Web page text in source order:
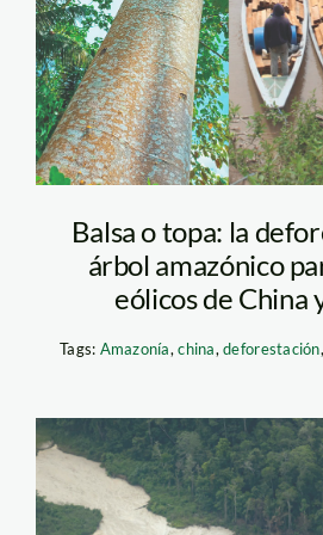
Balsa o topa: la
árbol amazónico
eólicos de China
Tags: Amazonía,china,deforestación
mineria-